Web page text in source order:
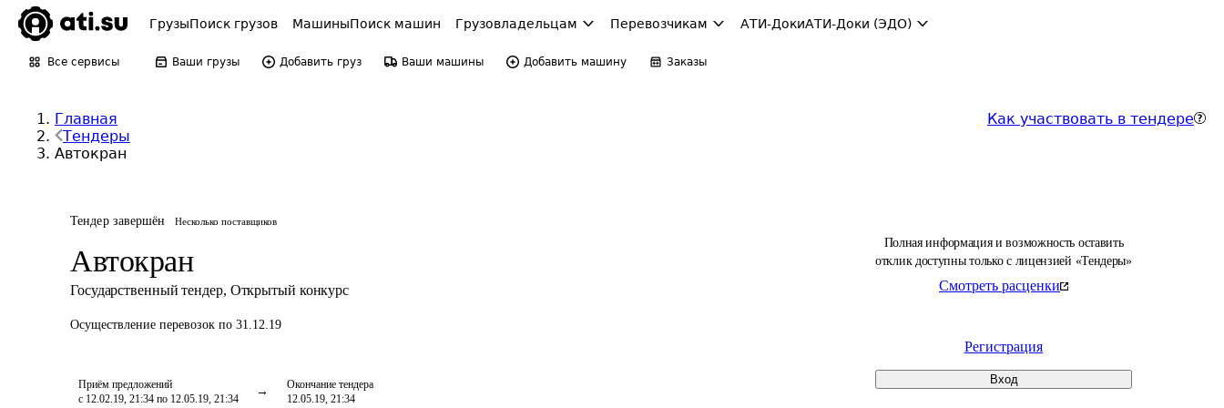
ГрузыПоиск грузов МашиныПоиск машин Грузовладельцам Перевозчикам АТИ-ДокиАТИ-Доки (ЭДО)
Все сервисы Ваши грузы Добавить груз Ваши машины Добавить машину Заказы
Главная
Тендеры
Автокран
Как участвовать в тендере
Тендер завершён Несколько поставщиков
Автокран
Государственный тендер, Открытый конкурс
Осуществление перевозок по 31.12.19
Приём предложений
с 12.02.19, 21:34 по 12.05.19, 21:34
Окончание тендера
12.05.19, 21:34
Полная информация и возможность оставить
отклик доступны только с лицензией «Тендеры»
Смотреть расценки
Регистрация
Вход